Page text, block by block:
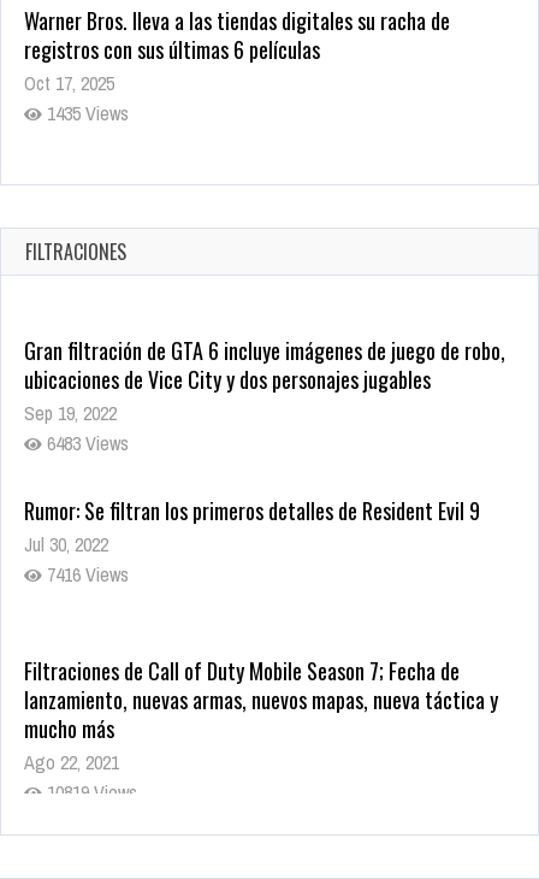
Warner Bros. lleva a las tiendas digitales su racha de
registros con sus últimas 6 películas
Oct 17, 2025
1435 Views
CRUNCHYROLL ANUNCIA FECHA DE ESTRENO EN CINES DE
Oct 7, 2025
1757 Views
FILTRACIONES
Gran filtración de GTA 6 incluye imágenes de juego de robo,
ubicaciones de Vice City y dos personajes jugables
Sep 19, 2022
6483 Views
Rumor: Se filtran los primeros detalles de Resident Evil 9
Jul 30, 2022
7416 Views
Filtraciones de Call of Duty Mobile Season 7; Fecha de
lanzamiento, nuevas armas, nuevos mapas, nueva táctica y
mucho más
Ago 22, 2021
10819 Views
La configuración de Call of Duty 2021 aparentemente ya fue